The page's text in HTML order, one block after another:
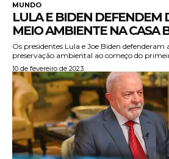
MUNDO
LULA E BIDEN DEFENDEM
MEIO AMBIENTE NA CASA
Os presidentes Lula e Joe Biden defenderam
preservação ambiental ao começo do
10 de fevereiro de 2023